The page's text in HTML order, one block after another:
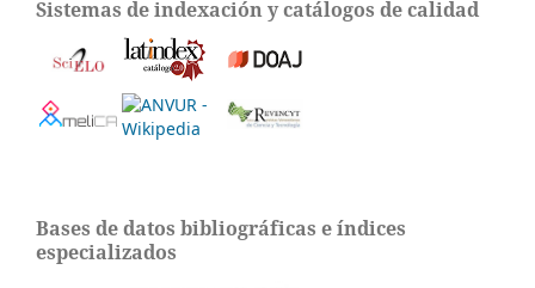
Sistemas de indexación y catálogos de calidad
Bases de datos bibliográficas e índices
especializados